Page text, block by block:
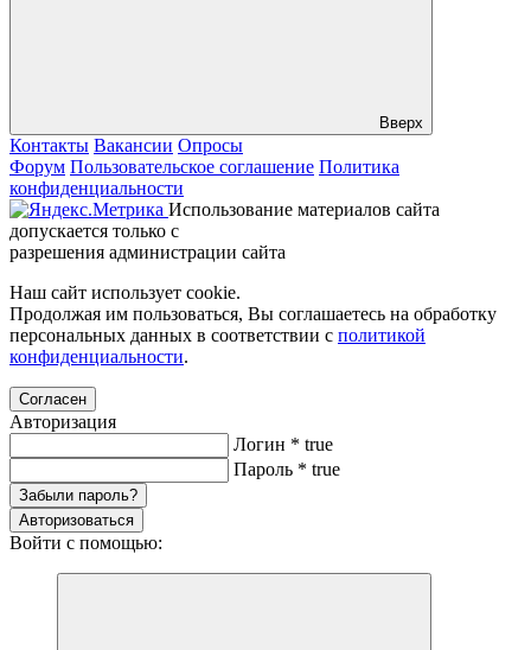
Вверх
Контакты Вакансии Опросы
Форум Пользовательское соглашение Политика
конфиденциальности
Использование материалов сайта
допускается только с
разрешения администрации сайта
Наш сайт использует cookie.
Продолжая им пользоваться, Вы соглашаетесь на обработку
персональных данных в соответствии с политикой
конфиденциальности.
Согласен
Авторизация
Логин * true
Пароль * true
Забыли пароль?
Авторизоваться
Войти с помощью: